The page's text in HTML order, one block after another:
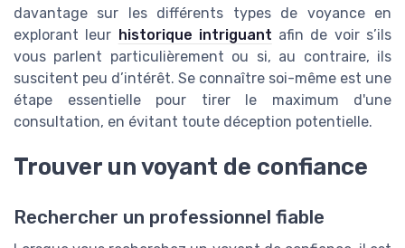
davantage sur les différents types de voyance en
explorant leur historique intriguant afin de voir s’ils
vous parlent particulièrement ou si, au contraire, ils
suscitent peu d’intérêt. Se connaître soi-même est une
étape essentielle pour tirer le maximum d'une
consultation, en évitant toute déception potentielle.
Trouver un voyant de confiance
Rechercher un professionnel fiable